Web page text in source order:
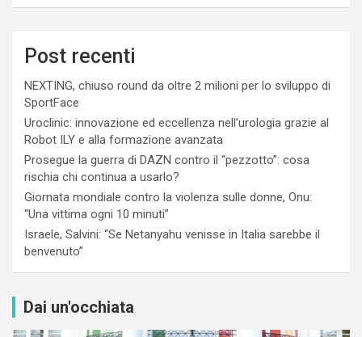
Post recenti
NEXTING, chiuso round da oltre 2 milioni per lo sviluppo di
SportFace
Uroclinic: innovazione ed eccellenza nell’urologia grazie al
Robot ILY e alla formazione avanzata
Prosegue la guerra di DAZN contro il “pezzotto”: cosa
rischia chi continua a usarlo?
Giornata mondiale contro la violenza sulle donne, Onu:
“Una vittima ogni 10 minuti”
Israele, Salvini: “Se Netanyahu venisse in Italia sarebbe il
benvenuto”
Dai un'occhiata